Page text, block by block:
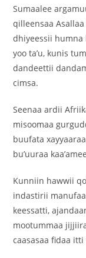
Sumaalee
qilleensaa
dhiyeessii humna
yoo ta’u, kunis
dandeettii
cimsa.
Seenaa ardii
misoomaa
buufata
bu’uuraa
Kunniin hawwii
indastirii
keessatti,
mootummaa
caasasaa fidaa